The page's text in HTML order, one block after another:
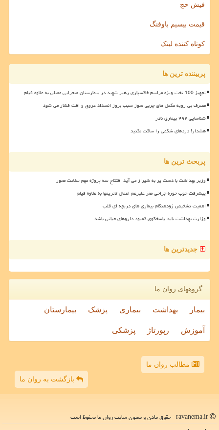
فیش حج
قیمت بیسیم باوفنگ
کوتاه کننده لینک
پربیننده ترین ها
تجهیز 100 تخت ویژه مراسم خاکسپاری رهبر شهید در بیمارستان صحرایی مصلی به علاوه فیلم
مصرف بی رویه مکمل های چربی سوز سبب بروز انسداد عروق و افت فشار می شود
شناسایی ۴۹۲ بیماری نادر
هشدار! دردهای شکمی را ساکت نکنید
پربحث ترین ها
وزیر بهداشت با دست پر به شیراز می آید افتتاح سه پروژه مهم سلامت محور
پیشرفت خوب حوزه جراحی مغز علیرغم اعمال تحریمها به علاوه فیلم
اهمیت تشخیص زودهنگام بیماری های دریچه ای قلب
وزارت بهداشت باید پاسخگوی کمبود داروهای حیاتی باشد
جدیدترین ها
گروههای روان ما
بیمار بهداشت بیماری پزشک بیمارستان
آموزش رپورتاژ پزشکی
مطالب روان ما
بازگشت به روان ما